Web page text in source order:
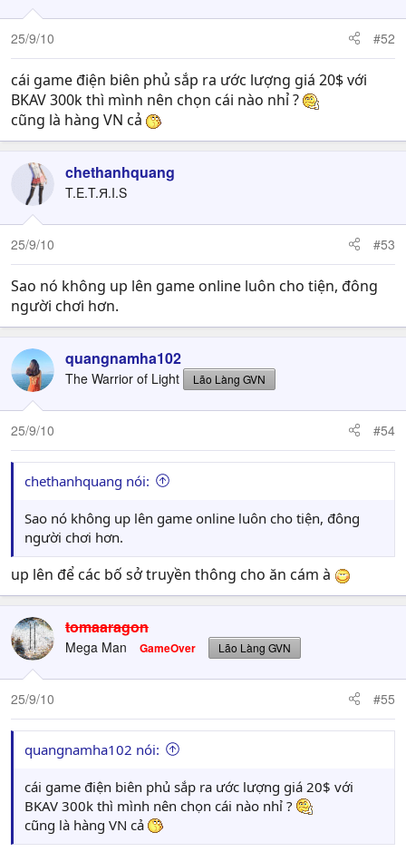
25/9/10 #52
cái game điện biên phủ sắp ra ước lượng giá 20$ với
BKAV 300k thì mình nên chọn cái nào nhỉ ?
cũng là hàng VN cả
chethanhquang
T.E.T.Я.I.S
25/9/10 #53
Sao nó không up lên game online luôn cho tiện, đông
người chơi hơn.
quangnamha102
The Warrior of Light Lão Làng GVN
25/9/10 #54
chethanhquang nói:
Sao nó không up lên game online luôn cho tiện, đông
người chơi hơn.
up lên để các bố sở truyền thông cho ăn cám à
tomaaragon
Mega Man GameOver Lão Làng GVN
25/9/10 #55
quangnamha102 nói:
cái game điện biên phủ sắp ra ước lượng giá 20$ với
BKAV 300k thì mình nên chọn cái nào nhỉ ?
cũng là hàng VN cả